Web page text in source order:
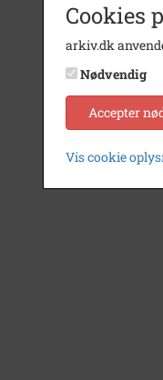
Cookies
arkiv.dk
Nødvendig
Accepter
Vis cookie